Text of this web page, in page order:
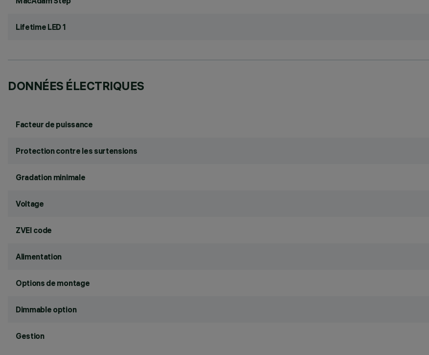
Lifetime LED 1
DONNÉES ÉLECTRIQUES
Facteur de puissance
Protection contre les surtensions
Gradation minimale
Voltage
ZVEI code
Alimentation
Options de montage
Dimmable option
Gestion